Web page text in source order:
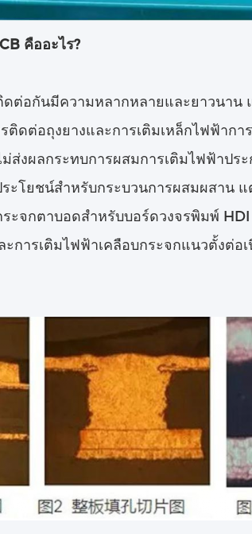
คืออะไร?
ต่อกันมีความหลากหลายและยาวนาน
ดต่อถุงยางและการเติมเหล็กไฟฟ้ากา
ส่งผลกระทบการผสมการเติมไฟฟ้าป
ะโยชน์สําหรับกระบวนการผสมผสาน
ะจกตาบอดสําหรับบอร์ดวงจรพิมพ์
การเติมไฟฟ้าเคลือบกระจกแนวตั้งต่อ